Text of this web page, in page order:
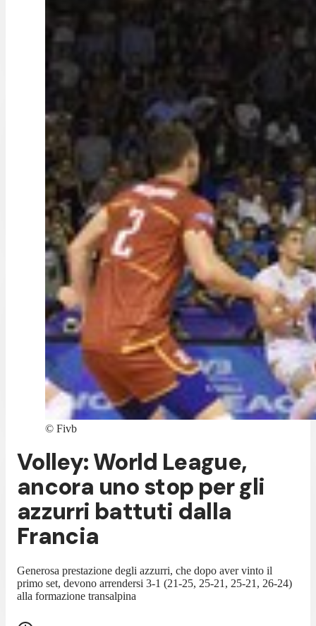
© Fivb
Volley: World League,
ancora uno stop per gli
azzurri battuti dalla
Francia
Generosa prestazione degli azzurri, che dopo aver vinto il
primo set, devono arrendersi 3-1 (21-25, 25-21, 25-21, 26-24)
alla formazione transalpina